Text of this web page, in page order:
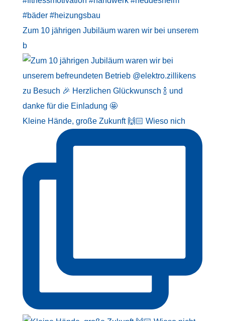
Zum 10 jährigen Jubiläum waren wir bei unserem
b
Kleine Hände, große Zukunft 🙌🏻 Wieso nich